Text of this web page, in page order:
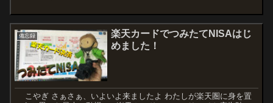
備忘録
楽天カードでつみたてNISAはじ
めました！
こやぎ さぁさぁ、いよいよ来ましたよ わたしが楽天圏に身を置